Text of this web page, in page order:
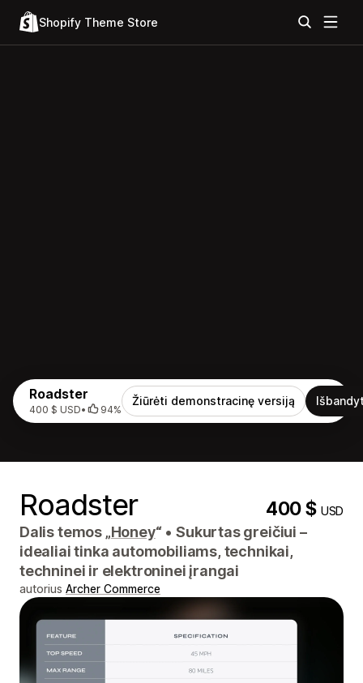
Shopify Theme Store
Roadster
400 $ USD• 94%
Žiūrėti demonstracinę versiją
Roadster 400 $USD
Dalis temos „Honey“ • Sukurtas greičiui –
idealiai tinka automobiliams, technikai,
techninei ir elektroninei įrangai
autorius Archer Commerce